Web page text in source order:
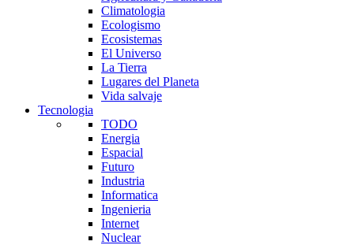
Climatologia
Ecologismo
Ecosistemas
El Universo
La Tierra
Lugares del Planeta
Vida salvaje
Tecnologia
TODO
Energia
Espacial
Futuro
Industria
Informatica
Ingenieria
Internet
Nuclear